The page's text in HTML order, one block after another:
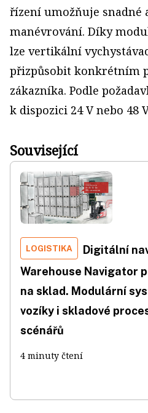
řízení umožňuje snadné
manévrování. Díky
lze vertikální
přizpůsobit konkrétním
zákazníka. Podle
k dispozici 24 V nebo 48
Související
LOGISTIKA
Digitální
Warehouse Navigator
na sklad. Modulární
vozíky i skladové
scénářů
4 minuty čtení